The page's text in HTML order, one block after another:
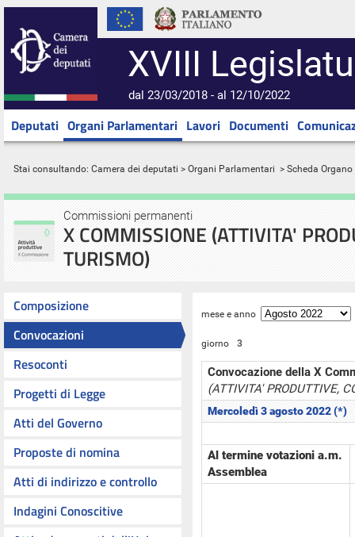
XVIII
dal 23/03/2018 - al 12/10/2022
Deputati Organi Parlamentari Lavori Documenti
Stai consultando: Camera dei deputati > Organi Parlamentari > Scheda Organo
Commissioni permanenti
X COMMISSIONE (ATTIVITA'
TURISMO)
Composizione
Convocazioni
Resoconti
Progetti di Legge
Atti del Governo
Proposte di nomina
Atti di indirizzo e controllo
Indagini Conoscitive
mese e anno
giorno 3
Convocazione della X
(ATTIVITA' PRODUTTIVE,
Mercoledì 3 agosto 2022 (*)
Al termine votazioni a.m.
Assemblea